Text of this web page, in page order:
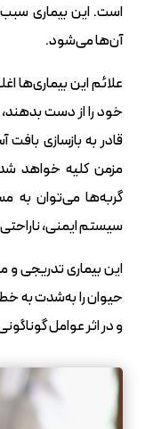
است. این بیماری
آن‌ها می‌شود.
علائم این بیماری‌ها
خود را از دست
قادر به بازسازی
مزمن کلیه خواهد
گربه‌ها می‌توان به
سیستم ایمنی،
این بیماری تدریجی
حیوان را به‌شدت به
و در اثر عوامل